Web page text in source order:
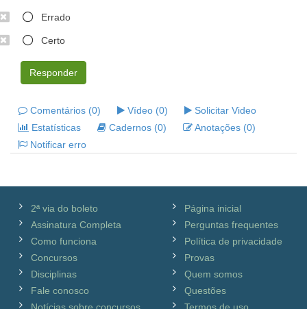
Errado
Certo
Responder
Comentários (0) Vídeo (0)
Solicitar Video
Estatísticas
Cadernos (0)
Anotações (0)
Notificar erro
2ª via do boleto
Assinatura Completa
Como funciona
Concursos
Disciplinas
Fale conosco
Página inicial
Perguntas frequentes
Política de privacidade
Provas
Quem somos
Questões